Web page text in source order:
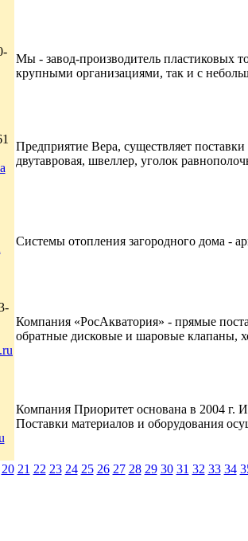
Мы - завод-производитель пластиковых
крупными организациями, так и с
Предприятие Вера, существляет
двутавровая, швеллер, уголок
Системы отопления загородного дома -
Компания «РосАкватория» - прямые
обратные дисковые и шаровые клапаны,
Компания Приоритет основана в 2004 г.
Поставки материалов и оборудования
20 21 22 23 24 25 26 27 28 29 30 31 32 33 34